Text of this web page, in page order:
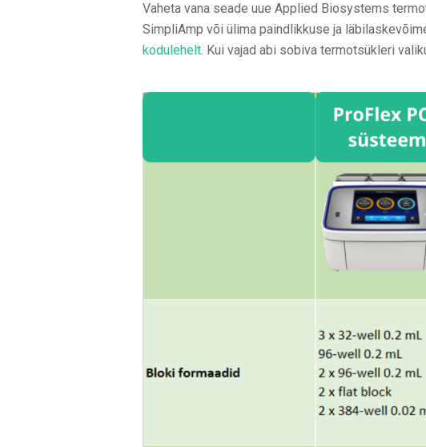
Vaheta vana seade uue Applied Biosystems
SimpliAmp või ülima paindlikkuse ja
kodulehelt. Kui vajad abi sobiva termotsükleri